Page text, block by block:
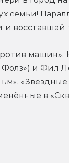
семьи!
и восставшей
машин».
Фолз») и Фил
в